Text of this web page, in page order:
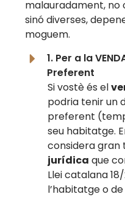
malauradament, no
sinó diverses,
moguem.
1. Per a la
Preferent
Si vostè és el
podria tenir un
preferent
seu habitatge.
considera gran
jurídica que
Llei catalana
l’habitatge o